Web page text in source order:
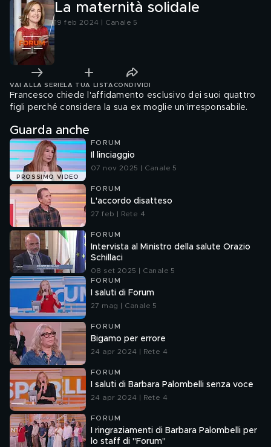
La maternità solidale
19 feb 2024 | Canale 5
VAI ALLA SERIE LA TUA LISTA CONDIVIDI
Francesco chiede l'affidamento esclusivo dei suoi quattro
figli perché considera la sua ex moglie un'irresponsabile.
Guarda anche
PROSSIMO VIDEO
FORUM
Il linciaggio
07 nov 2025 | Canale 5
FORUM
L'accordo disatteso
27 feb | Rete 4
FORUM
Intervista al Ministro della salute Orazio
Schillaci
08 set 2025 | Canale 5
FORUM
I saluti di Forum
27 mag | Canale 5
FORUM
Bigamo per errore
24 apr 2024 | Rete 4
FORUM
I saluti di Barbara Palombelli senza voce
24 apr 2024 | Rete 4
FORUM
I ringraziamenti di Barbara Palombelli per
lo staff di "Forum"